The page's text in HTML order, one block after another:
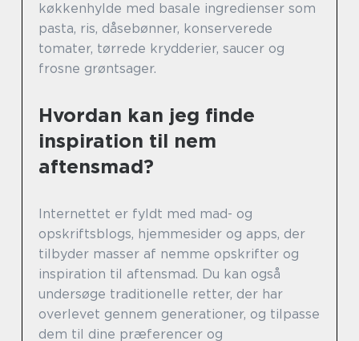
køkkenhylde med basale ingredienser som
pasta, ris, dåsebønner, konserverede
tomater, tørrede krydderier, saucer og
frosne grøntsager.
Hvordan kan jeg finde
inspiration til nem
aftensmad?
Internettet er fyldt med mad- og
opskriftsblogs, hjemmesider og apps, der
tilbyder masser af nemme opskrifter og
inspiration til aftensmad. Du kan også
undersøge traditionelle retter, der har
overlevet gennem generationer, og tilpasse
dem til dine præferencer og